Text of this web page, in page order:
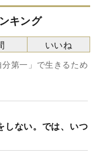
キング
第一」で生きるため
しない。では、いつ
いいね